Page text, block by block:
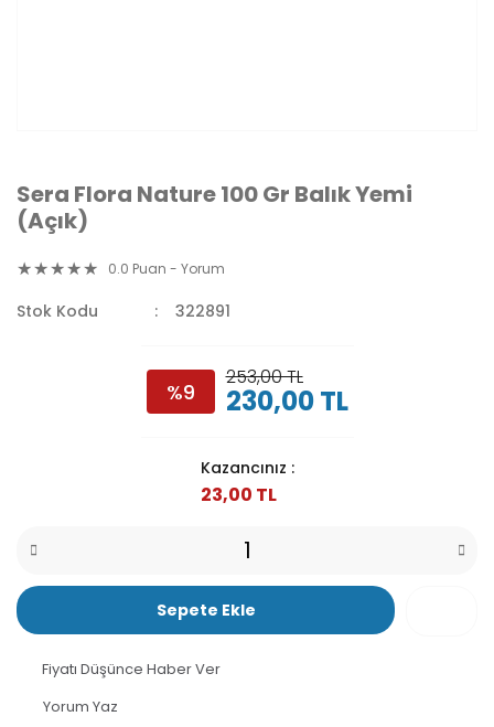
Sera Flora Nature 100 Gr Balık Yemi
(Açık)
0.0 Puan - Yorum
Stok Kodu 322891
%9
253,00 TL
230,00 TL
Kazancınız :
23,00 TL
Sepete Ekle
Fiyatı Düşünce Haber Ver
Yorum Yaz